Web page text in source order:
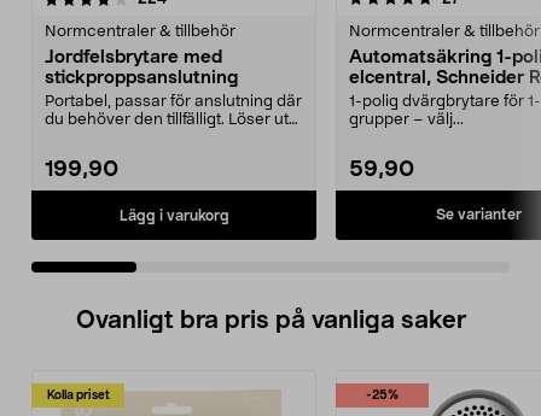
Normcentraler & tillbehör
Jordfelsbrytare med
stickproppsanslutning
Portabel, passar för anslutning där
du behöver den tillfälligt. Löser ut
199,90
Lägg i varukorg
Normcentraler & tillbehör
Automatsäkring 1-
elcentral, Schneider
1-polig dvärgbrytare för
grupper – välj...
59,90
Se varianter
Ovanligt bra pris på vanliga saker
Kolla priset -25%